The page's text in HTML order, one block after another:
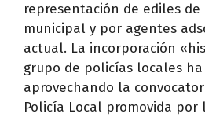
representación de ediles de
municipal y por agentes
actual. La incorporación
grupo de policías locales
aprovechando la
Policía Local promovida por